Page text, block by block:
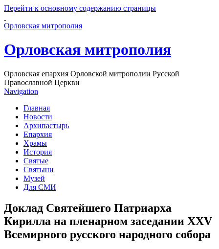
Перейти к основному содержанию страницы
Орловская митрополия
Орловская митрополия
Орловская епархия Орловской митрополии Русской
Православной Церкви
Navigation
Главная
Новости
Архипастырь
Епархия
Храмы
История
Святые
Святыни
Музей
Для СМИ
Доклад Святейшего Патриарха
Кирилла на пленарном заседании XXV
Всемирного русского народного собора